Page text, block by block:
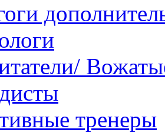
тренеры